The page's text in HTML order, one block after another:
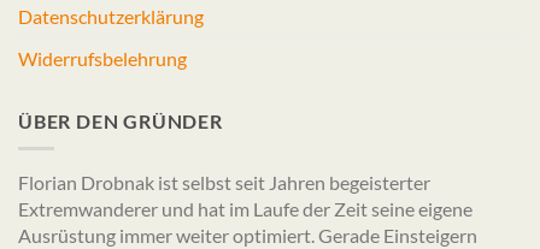
Datenschutzerklärung
Widerrufsbelehrung
ÜBER DEN GRÜNDER
Florian Drobnak ist selbst seit Jahren begeisterter
Extremwanderer und hat im Laufe der Zeit seine eigene
Ausrüstung immer weiter optimiert. Gerade Einsteigern